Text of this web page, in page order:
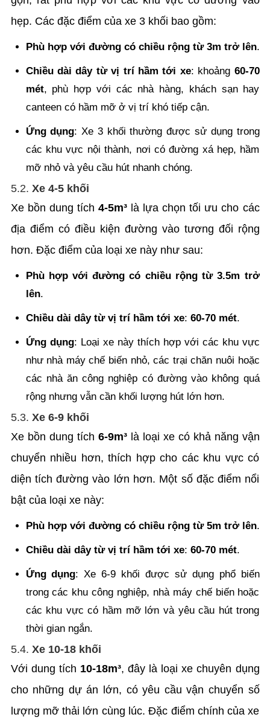
hẹp. Các đặc điểm của xe 3 khối bao gồm:
Phù hợp với đường có chiều rộng từ 3m trở lên.
Chiều dài dây từ vị trí hầm tới xe: khoảng 60-70
mét, phù hợp với các nhà hàng, khách sạn hay
canteen có hầm mỡ ở vị trí khó tiếp cận.
Ứng dụng: Xe 3 khối thường được sử dụng trong
các khu vực nội thành, nơi có đường xá hẹp, hầm
mỡ nhỏ và yêu cầu hút nhanh chóng.
5.2. Xe 4-5 khối
Xe bồn dung tích 4-5m³là lựa chọn tối ưu cho các
địa điểm có điều kiện đường vào tương đối rộng
hơn. Đặc điểm của loại xe này như sau:
Phù hợp với đường có chiều rộng từ 3.5m trở
lên.
Chiều dài dây từ vị trí hầm tới xe: 60-70 mét.
Ứng dụng: Loại xe này thích hợp với các khu vực
như nhà máy chế biến nhỏ, các trại chăn nuôi hoặc
các nhà ăn công nghiệp có đường vào không quá
rộng nhưng vẫn cần khối lượng hút lớn hơn.
5.3. Xe 6-9 khối
Xe bồn dung tích 6-9m³là loại xe có khả năng vận
chuyển nhiều hơn, thích hợp cho các khu vực có
diện tích đường vào lớn hơn. Một số đặc điểm nổi
bật của loại xe này:
Phù hợp với đường có chiều rộng từ 5m trở lên.
Chiều dài dây từ vị trí hầm tới xe: 60-70 mét.
Ứng dụng: Xe 6-9 khối được sử dụng phổ biến
trong các khu công nghiệp, nhà máy chế biến hoặc
các khu vực có hầm mỡ lớn và yêu cầu hút trong
thời gian ngắn.
5.4. Xe 10-18 khối
Với dung tích 10-18m³, đây là loại xe chuyên dụng
cho những dự án lớn, có yêu cầu vận chuyển số
lượng mỡ thải lớn cùng lúc. Đặc điểm chính của xe